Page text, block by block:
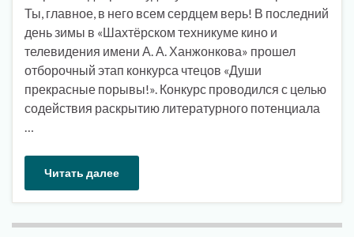
Ты, главное, в него всем сердцем верь! В последний
день зимы в «Шахтёрском техникуме кино и
телевидения имени А. А. Ханжонкова» прошел
отборочный этап конкурса чтецов «Души
прекрасные порывы!». Конкурс проводился с целью
содействия раскрытию литературного потенциала
…
Читать далее